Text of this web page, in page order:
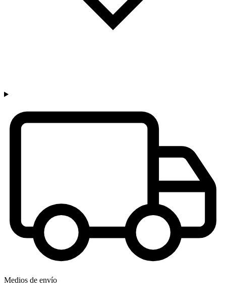
Medios de envío